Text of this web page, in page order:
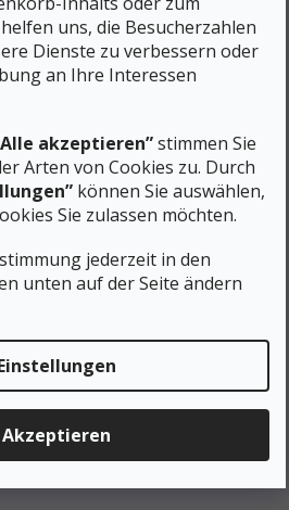
uns, die Besucherzahlen
Dienste zu verbessern oder
an Ihre Interessen
akzeptieren”stimmen Sie
Arten von Cookies zu. Durch
können Sie auswählen,
Sie zulassen möchten.
jederzeit in den
unten auf der Seite ändern
Akzeptieren
mit einem optimierten
auf einer Vielzahl von
Kombination aus weicher
Außenschicht einerEVA-
Dichte
zwischen Komfort und
mit schützender
Felsen
5/5 Torsionssteifigkeit
Terrain
mm (Ferse) und 25 mm (Zehen)
Dämpfung
(nur 11 %
der Zwischensohle)
Sie einen echten
für technische Trailläufe als auch
ist und eine ausgewogene